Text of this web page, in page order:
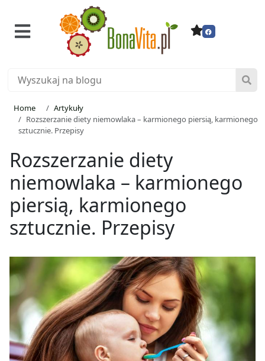
Home
Artykuły
Rozszerzanie diety niemowlaka – karmionego piersią, karmionego
sztucznie. Przepisy
Rozszerzanie diety
niemowlaka – karmionego
piersią, karmionego
sztucznie. Przepisy